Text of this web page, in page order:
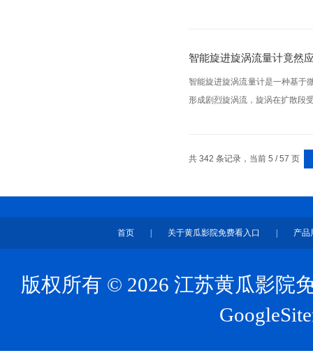
智能旋进旋涡流量计竟然
智能旋进旋涡流量计是一种基于
形成剧烈旋涡流，旋涡在扩散段
共 342 条记录，当前 5 / 57 页
首页 关于黄瓜影院免费看入口 产品
版权所有 © 2026 江苏黄瓜影院